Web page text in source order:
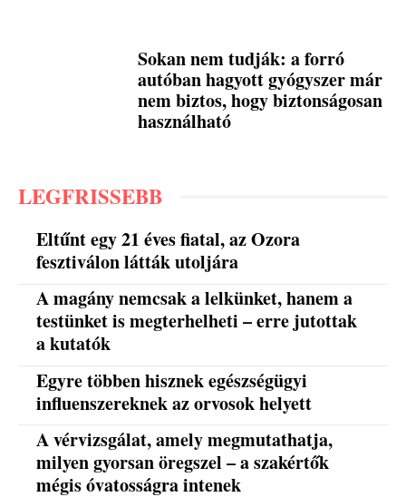
Sokan nem tudják: a forró
autóban hagyott gyógyszer már
nem biztos, hogy biztonságosan
használható
LEGFRISSEBB
Eltűnt egy 21 éves fiatal, az Ozora
fesztiválon látták utoljára
A magány nemcsak a lelkünket, hanem a
testünket is megterhelheti – erre jutottak
a kutatók
Egyre többen hisznek egészségügyi
influenszereknek az orvosok helyett
A vérvizsgálat, amely megmutathatja,
milyen gyorsan öregszel – a szakértők
mégis óvatosságra intenek